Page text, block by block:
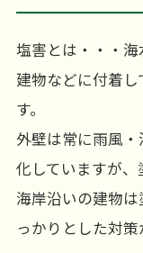
塩害とは・・・
建物などに付着
す。
外壁は常に雨風
化していますが、
海岸沿いの建物
っかりとした対策